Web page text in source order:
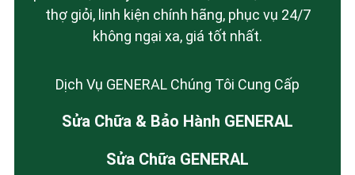
thợ giỏi, linh kiện chính hãng, phục vụ 24/7
không ngại xa, giá tốt nhất.
Dịch Vụ GENERAL Chúng Tôi Cung Cấp
Sửa Chữa & Bảo Hành GENERAL
Sửa Chữa GENERAL